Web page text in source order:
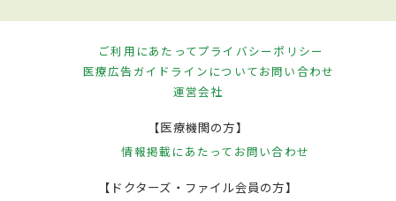
ご利用にあたってプライバシーポリシー
医療広告ガイドラインについてお問い合わせ
運営会社
【医療機関の方】
情報掲載にあたって お問い合わせ
【ドクターズ・ファイル会員の方】